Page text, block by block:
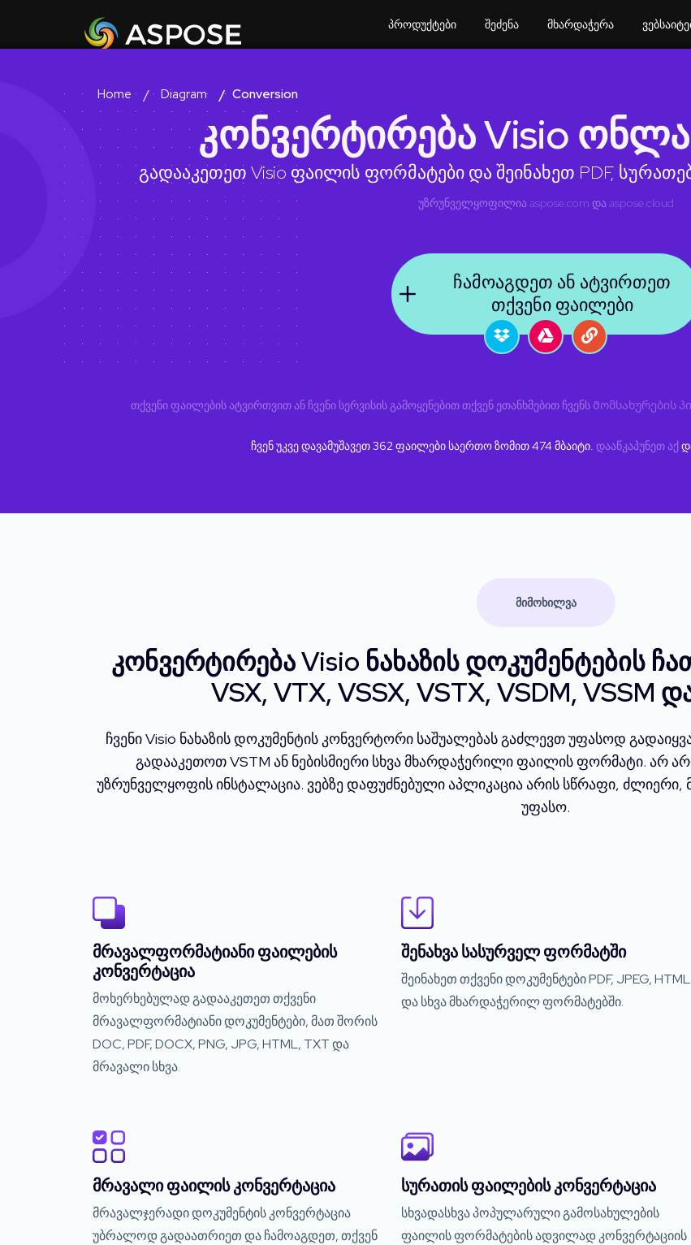
პროდუქტები შეძენა მხარდაჭერა
Home Diagram Conversion
კონვერტირება Visio
გადააკეთეთ Visio ფაილის ფორმატები და შეინახეთ PDF,
უზრუნველყოფილიაaspose.com დაaspose.cloud
ჩამოაგდეთ ან ატვირთეთ
თქვენი ფაილები
თქვენი ფაილების ატვირთვით ან ჩვენი სერვისის გამოყენებით თქვენ ეთანხმებით ჩვენს Მომსახურების
ჩვენ უკვე დავამუშავეთ362 ფაილები საერთო ზომით474მბაიტი. დააწკაპუნეთ აქ
ᲛᲘᲛᲝᲮᲘᲚᲕᲐ
კონვერტირება Visio ნახაზის დოკუმენტების
VSX, VTX, VSSX, VSTX, VSDM, VSSM
ჩვენი Visio ნახაზის დოკუმენტის კონვერტორი საშუალებას გაძლევთ უფასოდ
გადააკეთოთ VSTM ან ნებისმიერი სხვა მხარდაჭერილი ფაილის ფორმატი. არ
უზრუნველყოფის ინსტალაცია. ვებზე დაფუძნებული აპლიკაცია არის სწრაფი,
უფასო.
მრავალფორმატიანი ფაილების
კონვერტაცია
მოხერხებულად გადააკეთეთ თქვენი
მრავალფორმატიანი დოკუმენტები, მათ შორის
DOC, PDF, DOCX, PNG, JPG, HTML, TXT და
მრავალი სხვა.
შენახვა სასურველ ფორმატში
შეინახეთ თქვენი დოკუმენტები PDF, JPEG, HTML
და სხვა მხარდაჭერილ ფორმატებში.
მრავალი ფაილის კონვერტაცია
მრავალჯერადი დოკუმენტის კონვერტაცია
უბრალოდ გადაათრიეთ და ჩამოაგდეთ, თქვენ
სურათის ფაილების კონვერტაცია
სხვადასხვა პოპულარული გამოსახულების
ფაილის ფორმატების ადვილად კონვერტაციის